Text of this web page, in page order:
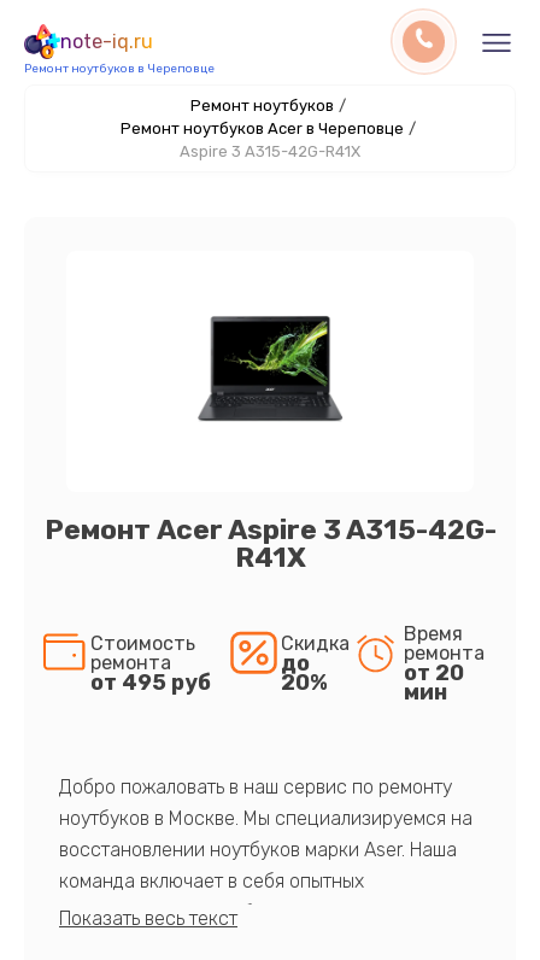
note-iq.ru
Ремонт ноутбуков в Череповце
Ремонт ноутбуков /
Ремонт ноутбуков Acer в Череповце /
Aspire 3 A315-42G-R41X
Ремонт Acer Aspire 3 A315-42G-
R41X
Стоимость
ремонта
от 495 руб
Скидка
до
20%
Время
ремонта
от 20
мин
Добро пожаловать в наш сервис по ремонту
ноутбуков в Москве. Мы специализируемся на
восстановлении ноутбуков марки Aser. Наша
команда включает в себя опытных
профессионалов с обширными знаниями и